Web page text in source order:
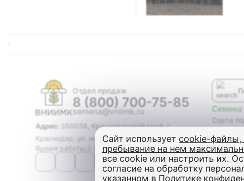
Отдел продаж
8 (800) 700-75-85
semena@vniimk.ru
Адрес: 350038, Краснодарский край, г.
Краснодар, ул. им. Филатова, дом 17
Время работы с 08:00 до 17:00
Семена
Сорта
Соя
Озимый
Яровой
Сайт использует cookie-файлы,
пребывание на нем
все cookie или настроить их.
согласие на обработку
указанном в Политике